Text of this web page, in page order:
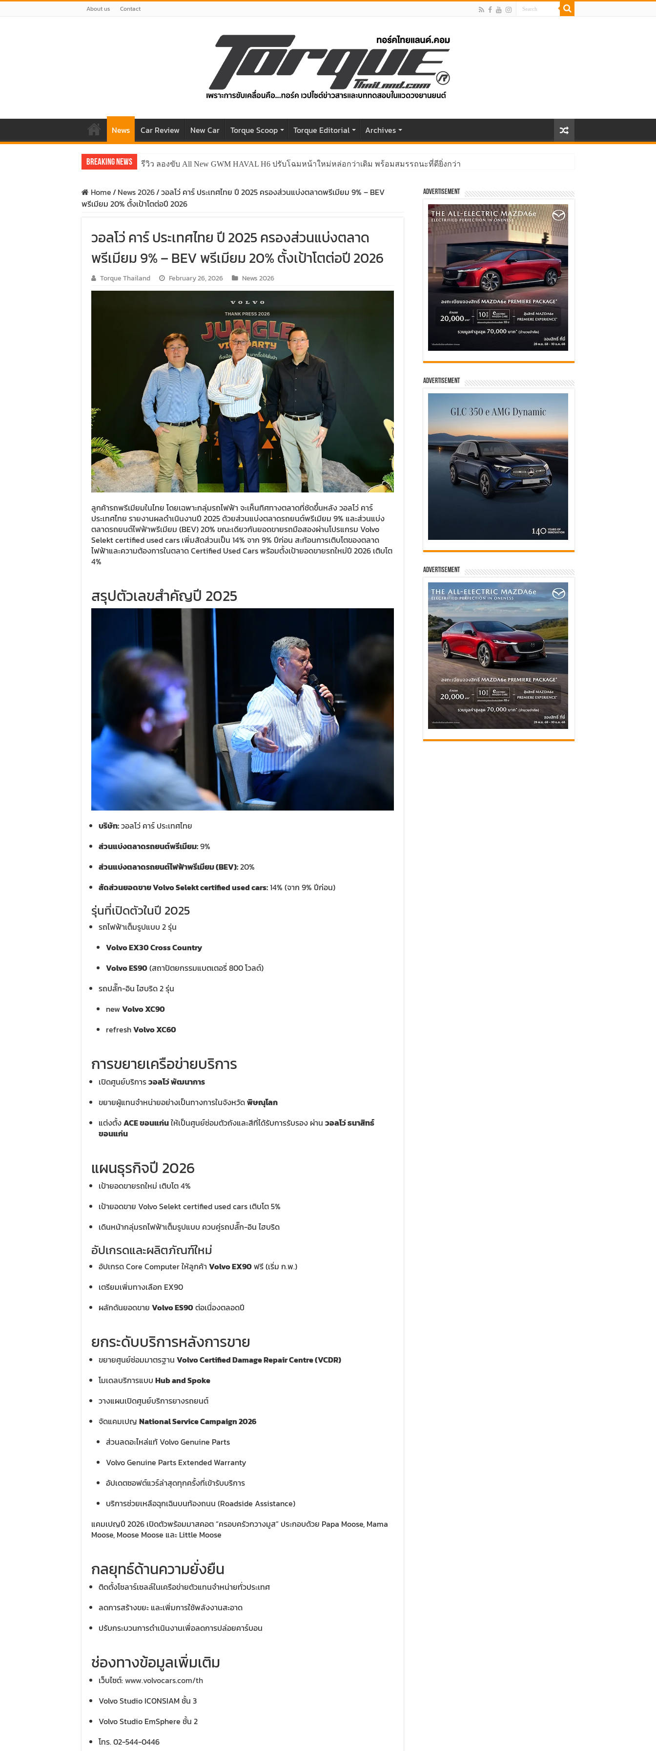
About us Contact
News Car Review New Car Torque Scoop Torque Editorial Archives
Breaking News รีวิว ลองขับ All New GWM HAVAL H6 ปรับโฉมหน้าใหม่หล่อกว่าเดิม พร้อมสมรรถนะที่ดียิ่งกว่า
Home/ News 2026/วอลโว่ คาร์ ประเทศไทย ปี 2025 ครองส่วนแบ่งตลาดพรีเมียม 9% – BEV
พรีเมียม 20% ตั้งเป้าโตต่อปี 2026
วอลโว่ คาร์ ประเทศไทย ปี 2025 ครองส่วนแบ่งตลาด
พรีเมียม 9% – BEV พรีเมียม 20% ตั้งเป้าโตต่อปี 2026
Torque Thailand February 26, 2026 News 2026
ลูกค้ารถพรีเมียมในไทย โดยเฉพาะกลุ่มรถไฟฟ้า จะเห็นทิศทางตลาดที่ชัดขึ้นหลัง วอลโว่ คาร์
ประเทศไทย รายงานผลดำเนินงานปี 2025 ด้วยส่วนแบ่งตลาดรถยนต์พรีเมียม 9% และส่วนแบ่ง
ตลาดรถยนต์ไฟฟ้าพรีเมียม (BEV) 20% ขณะเดียวกันยอดขายรถมือสองผ่านโปรแกรม Volvo
Selekt certified used cars เพิ่มสัดส่วนเป็น 14% จาก 9% ปีก่อน สะท้อนการเติบโตของตลาด
ไฟฟ้าและความต้องการในตลาด Certified Used Cars พร้อมตั้งเป้ายอดขายรถใหม่ปี 2026 เติบโต
4%
สรุปตัวเลขสำคัญปี 2025
บริษัท:วอลโว่ คาร์ ประเทศไทย
ส่วนแบ่งตลาดรถยนต์พรีเมียม:9%
ส่วนแบ่งตลาดรถยนต์ไฟฟ้าพรีเมียม (BEV):20%
สัดส่วนยอดขาย Volvo Selekt certified used cars:14% (จาก 9% ปีก่อน)
รุ่นที่เปิดตัวในปี 2025
รถไฟฟ้าเต็มรูปแบบ 2 รุ่น
Volvo EX30 Cross Country
Volvo ES90(สถาปัตยกรรมแบตเตอรี่ 800 โวลต์)
รถปลั๊ก-อิน ไฮบริด 2 รุ่น
newVolvo XC90
refreshVolvo XC60
การขยายเครือข่ายบริการ
เปิดศูนย์บริการวอลโว่ พัฒนาการ
ขยายผู้แทนจำหน่ายอย่างเป็นทางการในจังหวัดพิษณุโลก
แต่งตั้งACE ขอนแก่นให้เป็นศูนย์ซ่อมตัวถังและสีที่ได้รับการรับรอง ผ่าน วอลโว่ ธนาสิทธ์
ขอนแก่น
แผนธุรกิจปี 2026
เป้ายอดขายรถใหม่ เติบโต 4%
เป้ายอดขาย Volvo Selekt certified used cars เติบโต 5%
เดินหน้ากลุ่มรถไฟฟ้าเต็มรูปแบบ ควบคู่รถปลั๊ก-อิน ไฮบริด
อัปเกรดและผลิตภัณฑ์ใหม่
อัปเกรด Core Computer ให้ลูกค้า Volvo EX90ฟรี (เริ่ม ก.พ.)
เตรียมเพิ่มทางเลือก EX90
ผลักดันยอดขาย Volvo ES90ต่อเนื่องตลอดปี
ยกระดับบริการหลังการขาย
ขยายศูนย์ซ่อมมาตรฐาน Volvo Certified Damage Repair Centre (VCDR)
โมเดลบริการแบบ Hub and Spoke
วางแผนเปิดศูนย์บริการยางรถยนต์
จัดแคมเปญ National Service Campaign 2026
ส่วนลดอะไหล่แท้ Volvo Genuine Parts
Volvo Genuine Parts Extended Warranty
อัปเดตซอฟต์แวร์ล่าสุดทุกครั้งที่เข้ารับบริการ
บริการช่วยเหลือฉุกเฉินบนท้องถนน (Roadside Assistance)
แคมเปญปี 2026 เปิดตัวพร้อมมาสคอต “ครอบครัวกวางมูส” ประกอบด้วย Papa Moose, Mama
Moose, Moose Moose และ Little Moose
กลยุทธ์ด้านความยั่งยืน
ติดตั้งโซลาร์เซลล์ในเครือข่ายตัวแทนจำหน่ายทั่วประเทศ
ลดการสร้างขยะ และเพิ่มการใช้พลังงานสะอาด
ปรับกระบวนการดำเนินงานเพื่อลดการปล่อยคาร์บอน
ช่องทางข้อมูลเพิ่มเติม
เว็บไซต์:www.volvocars.com/th
Volvo Studio ICONSIAM ชั้น 3
Volvo Studio EmSphere ชั้น 2
โทร. 02-544-0446
Advertisement
Advertisement
Advertisement